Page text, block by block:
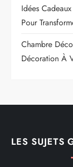
Idées
Pour
Chambre
Décoration À
LES SUJETS